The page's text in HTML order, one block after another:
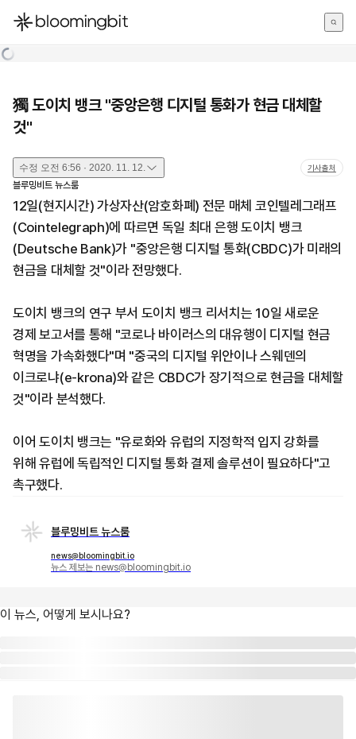
한국어
獨 도이치 뱅크 "중앙은행 디지털 통화가 현금 대체할
것"
수정 오전 6:56 · 2020. 11. 12. 기사출처
블루밍비트 뉴스룸
12일(현지시간) 가상자산(암호화폐) 전문 매체 코인텔레그래프
(Cointelegraph)에 따르면 독일 최대 은행 도이치 뱅크
(Deutsche Bank)가 "중앙은행 디지털 통화(CBDC)가 미래의
현금을 대체할 것"이라 전망했다.
도이치 뱅크의 연구 부서 도이치 뱅크 리서치는 10일 새로운
경제 보고서를 통해 "코로나 바이러스의 대유행이 디지털 현금
혁명을 가속화했다"며 "중국의 디지털 위안이나 스웨덴의
이크로냐(e-krona)와 같은 CBDC가 장기적으로 현금을 대체할
것"이라 분석했다.
이어 도이치 뱅크는 "유로화와 유럽의 지정학적 입지 강화를
위해 유럽에 독립적인 디지털 통화 결제 솔루션이 필요하다"고
촉구했다.
블루밍비트 뉴스룸
news@bloomingbit.io
뉴스 제보는 news@bloomingbit.io
이 뉴스, 어떻게 보시나요?